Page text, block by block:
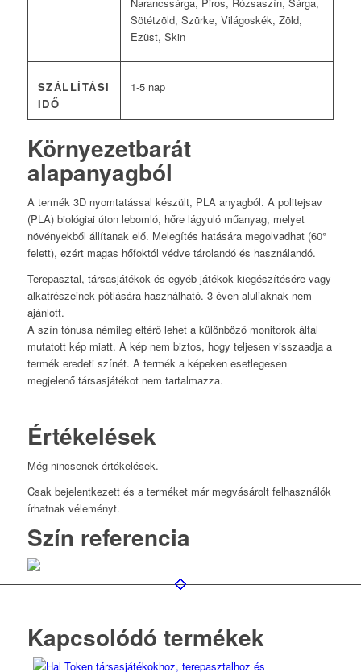
Narancssárga, Piros, Rózsaszín, Sárga,
Sötétzöld, Szürke, Világoskék, Zöld,
Ezüst, Skin
SZÁLLÍTÁSI
IDŐ
1-5 nap
Környezetbarát
alapanyagból
A termék 3D nyomtatással készült, PLA anyagból. A politejsav
(PLA) biológiai úton lebomló, hőre lágyuló műanyag, melyet
növényekből állítanak elő. Melegítés hatására megolvadhat (60°
felett), ezért magas hőfoktól védve tárolandó és használandó.
Terepasztal, társasjátékok és egyéb játékok kiegészítésére vagy
alkatrészeinek pótlására használható. 3 éven aluliaknak nem
ajánlott.
A szín tónusa némileg eltérő lehet a különböző monitorok által
mutatott kép miatt. A kép nem biztos, hogy teljesen visszaadja a
termék eredeti színét. A termék a képeken esetlegesen
megjelenő társasjátékot nem tartalmazza.
Értékelések
Még nincsenek értékelések.
Csak bejelentkezett és a terméket már megvásárolt felhasználók
írhatnak véleményt.
Szín referencia
Kapcsolódó termékek